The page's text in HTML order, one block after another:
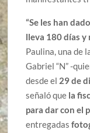
“Se les han
lleva 180 días y
Paulina, una de
Gabriel “N” -
desde el 29 de
señaló que la
para dar con el
entregadas